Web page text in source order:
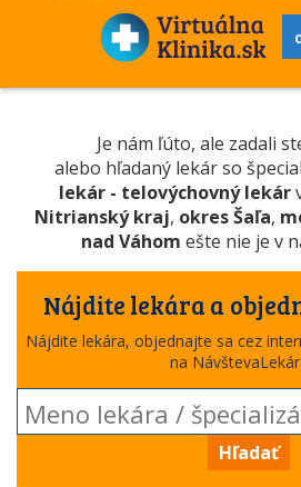
Je nám ľúto, ale zadali
alebo hľadaný lekár so
lekár - telovýchovný lekár
Nitrianský kraj, okres Šaľa,
nad Váhom ešte nie je v
Nájdite lekára a
Nájdite lekára, objednajte sa cez
na
Hľadať